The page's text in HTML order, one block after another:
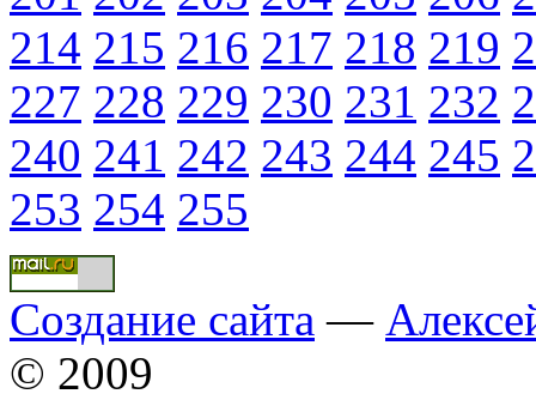
214 215 216 217 218 219
227 228 229 230 231 232
240 241 242 243 244 245
253 254 255
Создание сайта —
© 2009